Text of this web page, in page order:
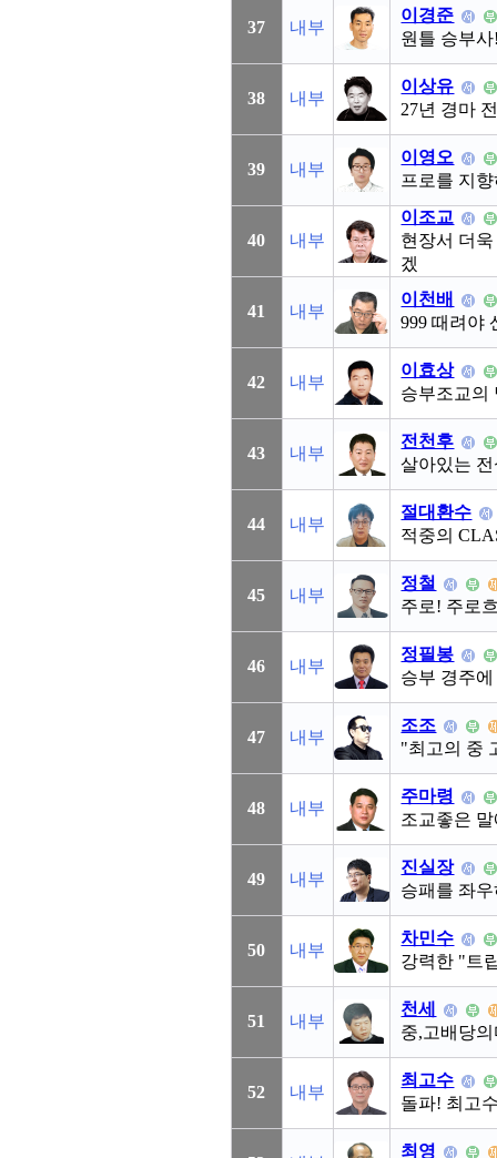
37 내부
이경준
원틀 승부
38 내부
이상유
27년 경마
39 내부
이영오
프로를 지
40 내부
이조교
현장서 더
겠
41 내부
이천배
999 때려야
42 내부
이효상
승부조교의
43 내부
전천후
살아있는
44 내부
절대환수
적중의
45 내부
정철
주로! 주로
46 내부
정필봉
승부 경주
47 내부
조조
"최고의 중
48 내부
주마령
조교좋은
49 내부
진실장
승패를 좌
50 내부
차민수
강력한 "트
51 내부
천세
중,고배당
52 내부
최고수
돌파! 최고
최영